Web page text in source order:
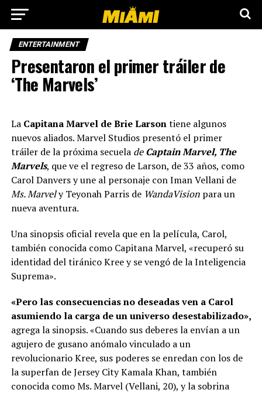
ENTERTAINMENT
Presentaron el primer tráiler de
‘The Marvels’
La Capitana Marvel de Brie Larsontiene algunos
nuevos aliados. Marvel Studios presentó el primer
tráiler de la próxima secuela deCaptain Marvel, The
Marvels, que ve el regreso de Larson, de 33 años, como
Carol Danvers y une al personaje con Iman Vellani de
Ms. Marvely Teyonah Parris de WandaVisionpara un
nueva aventura.
Una sinopsis oficial revela que en la película, Carol,
también conocida como Capitana Marvel, «recuperó su
identidad del tiránico Kree y se vengó de la Inteligencia
Suprema».
«Pero las consecuencias no deseadas ven a Carol
asumiendo la carga de un universo desestabilizado»,
agrega la sinopsis. «Cuando sus deberes la envían a un
agujero de gusano anómalo vinculado a un
revolucionario Kree, sus poderes se enredan con los de
la superfan de Jersey City Kamala Khan, también
conocida como Ms. Marvel (Vellani, 20), y la sobrina